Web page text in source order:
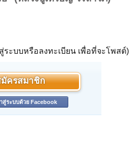
ระบบหรือลงทะเบียน เพื่อที่จะโพสต์)
ครสมาชิก
สู่ระบบด้วย Facebook